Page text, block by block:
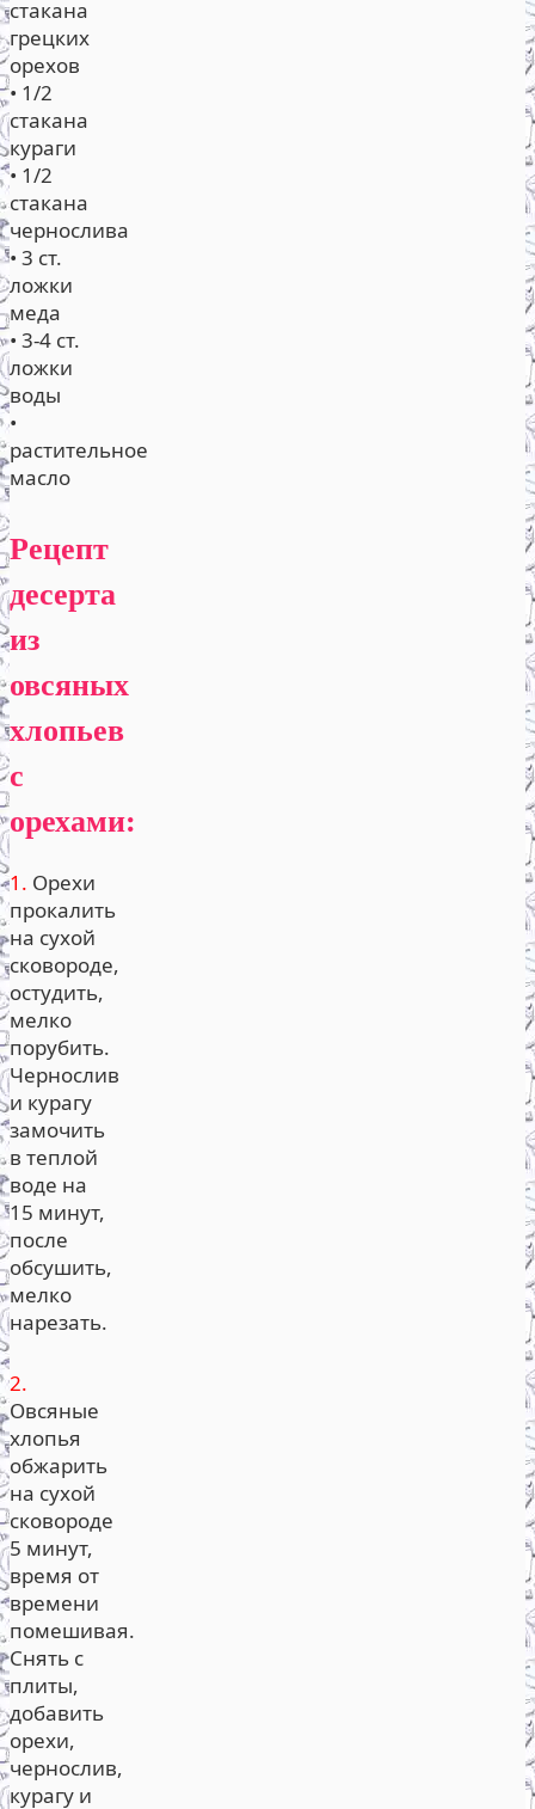
стакана
грецких
орехов
• 1/2
стакана
кураги
• 1/2
стакана
чернослива
• 3 ст.
ложки
меда
• 3-4 ст.
ложки
воды
•
растительное
масло
Рецепт
десерта
из
овсяных
хлопьев
с
орехами:
1. Орехи
прокалить
на сухой
сковороде,
остудить,
мелко
порубить.
Чернослив
и курагу
замочить
в теплой
воде на
15 минут,
после
обсушить,
мелко
нарезать.
2.
Овсяные
хлопья
обжарить
на сухой
сковороде
5 минут,
время от
времени
помешивая.
Снять с
плиты,
добавить
орехи,
чернослив,
курагу и